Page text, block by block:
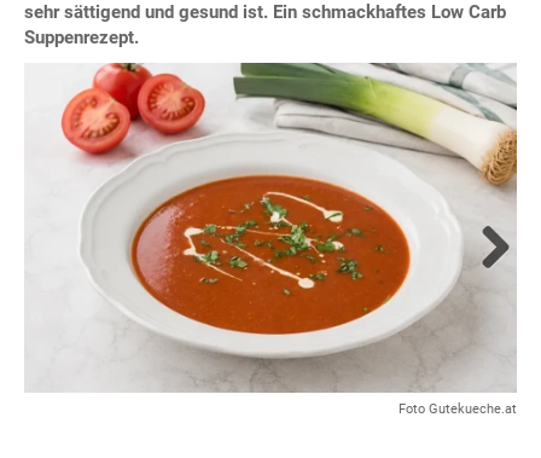
sehr sättigend und gesund ist. Ein schmackhaftes Low Carb
Suppenrezept.
Foto Gutekueche.at
Next